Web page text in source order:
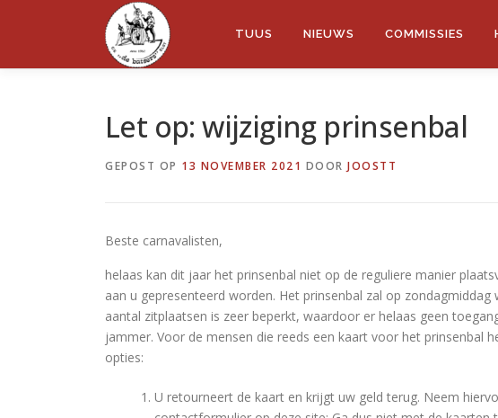
inhoud
TUUS NIEUWS COMMISSIES
Let op: wijziging prinsenbal
GEPOST OP 13 NOVEMBER 2021 DOOR JOOSTT
Beste carnavalisten,
helaas kan dit jaar het prinsenbal niet op de reguliere manier
aan u gepresenteerd worden. Het prinsenbal zal op
aantal zitplaatsen is zeer beperkt, waardoor er helaas geen
jammer. Voor de mensen die reeds een kaart voor het prinsenbal
opties:
U retourneert de kaart en krijgt uw geld terug. Neem